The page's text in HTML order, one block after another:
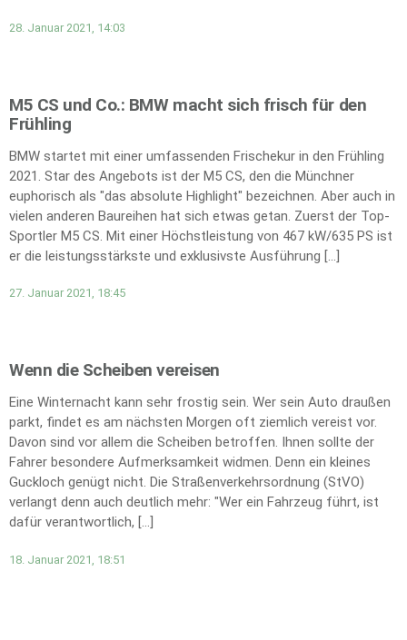
28. Januar 2021, 14:03
M5 CS und Co.: BMW macht sich frisch für den
Frühling
BMW startet mit einer umfassenden Frischekur in den Frühling
2021. Star des Angebots ist der M5 CS, den die Münchner
euphorisch als "das absolute Highlight" bezeichnen. Aber auch in
vielen anderen Baureihen hat sich etwas getan. Zuerst der Top-
Sportler M5 CS. Mit einer Höchstleistung von 467 kW/635 PS ist
er die leistungsstärkste und exklusivste Ausführung […]
27. Januar 2021, 18:45
Wenn die Scheiben vereisen
Eine Winternacht kann sehr frostig sein. Wer sein Auto draußen
parkt, findet es am nächsten Morgen oft ziemlich vereist vor.
Davon sind vor allem die Scheiben betroffen. Ihnen sollte der
Fahrer besondere Aufmerksamkeit widmen. Denn ein kleines
Guckloch genügt nicht. Die Straßenverkehrsordnung (StVO)
verlangt denn auch deutlich mehr: "Wer ein Fahrzeug führt, ist
dafür verantwortlich, […]
18. Januar 2021, 18:51